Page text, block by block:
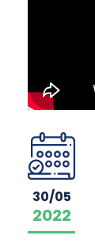
30/05
2022